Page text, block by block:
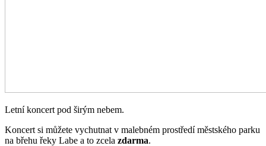
Letní koncert pod širým nebem.
Koncert si můžete vychutnat v malebném prostředí městského parku
na břehu řeky Labe a to zcela zdarma.